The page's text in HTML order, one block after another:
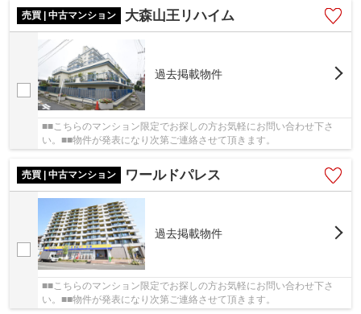
売買 | 中古マンション 大森山王リハイム
過去掲載物件
■■こちらのマンション限定でお探しの方お気軽にお問い合わせ下さ
い。■■物件が発表になり次第ご連絡させて頂きます。
売買 | 中古マンション ワールドパレス
過去掲載物件
■■こちらのマンション限定でお探しの方お気軽にお問い合わせ下さ
い。■■物件が発表になり次第ご連絡させて頂きます。